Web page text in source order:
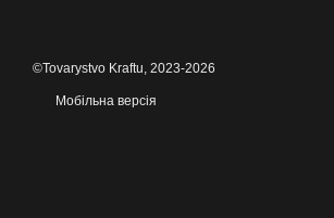
©Tovarystvo Kraftu, 2023-2026
Мобільна версія